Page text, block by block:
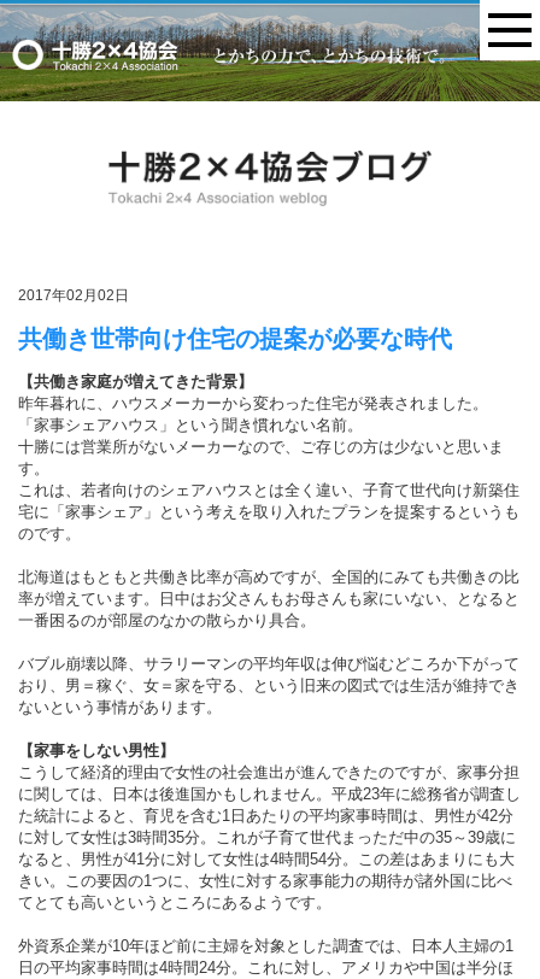
2017年02月02日
共働き世帯向け住宅の提案が必要な時代
【共働き家庭が増えてきた背景】
昨年暮れに、ハウスメーカーから変わった住宅が発表されました。
「家事シェアハウス」という聞き慣れない名前。
十勝には営業所がないメーカーなので、ご存じの方は少ないと思いま
す。
これは、若者向けのシェアハウスとは全く違い、子育て世代向け新築住
宅に「家事シェア」という考えを取り入れたプランを提案するというも
のです。
北海道はもともと共働き比率が高めですが、全国的にみても共働きの比
率が増えています。日中はお父さんもお母さんも家にいない、となると
一番困るのが部屋のなかの散らかり具合。
バブル崩壊以降、サラリーマンの平均年収は伸び悩むどころか下がって
おり、男＝稼ぐ、女＝家を守る、という旧来の図式では生活が維持でき
ないという事情があります。
【家事をしない男性】
こうして経済的理由で女性の社会進出が進んできたのですが、家事分担
に関しては、日本は後進国かもしれません。平成23年に総務省が調査し
た統計によると、育児を含む1日あたりの平均家事時間は、男性が42分
に対して女性は3時間35分。これが子育て世代まっただ中の35～39歳に
なると、男性が41分に対して女性は4時間54分。この差はあまりにも大
きい。この要因の1つに、女性に対する家事能力の期待が諸外国に比べ
てとても高いというところにあるようです。
外資系企業が10年ほど前に主婦を対象とした調査では、日本人主婦の1
日の平均家事時間は4時間24分。これに対し、アメリカや中国は半分ほ
MENU